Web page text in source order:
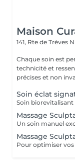
Maison
141, Rte de Trèves
Chaque soin est
technicité et ressenti se
précises et non
Soin éclat
Massage
Massage